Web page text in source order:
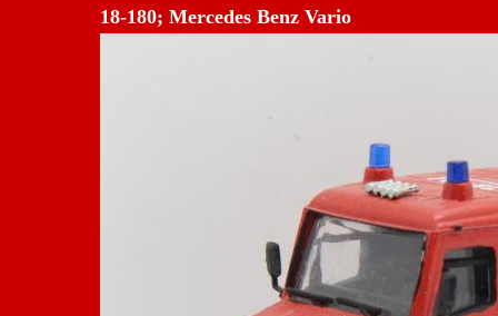
18-180; Mercedes Benz Vario